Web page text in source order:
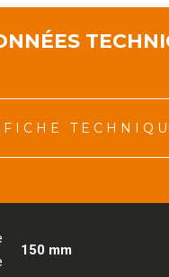
FICHE
150 mm